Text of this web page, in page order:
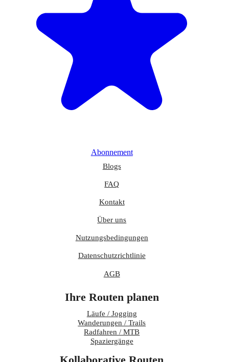
Abonnement
Blogs
FAQ
Kontakt
Über uns
Nutzungsbedingungen
Datenschutzrichtlinie
AGB
Ihre Routen planen
Läufe / Jogging
Wanderungen / Trails
Radfahren / MTB
Spaziergänge